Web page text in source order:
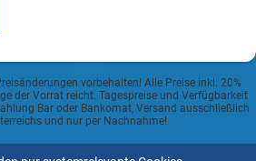
vorbehalten! Alle Preise inkl. 20%
der Vorrat reicht. Tagespreise und Verfügbarkeit
Bar oder Bankomat, Versand ausschließlich
und nur per Nachnahme!